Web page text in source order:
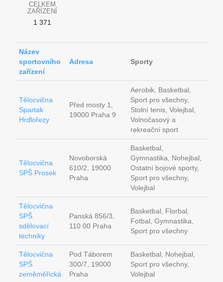
CELKEM
ZAŘÍZENÍ
1 371
Název
sportovního
zařízení
Adresa Sporty
Tělocvična
Spartak
Hrdlořezy
Před mosty 1,
19000 Praha 9
Aerobik, Basketbal,
Sport pro všechny,
Stolní tenis, Volejbal,
Volnočasový a
rekreační sport
Tělocvična
SPŠ Prosek
Novoborská
610/2, 19000
Praha
Basketbal,
Gymnastika, Nohejbal,
Ostatní bojové sporty,
Sport pro všechny,
Volejbal
Tělocvična
SPŠ
sdělovací
techniky
Panská 856/3,
110 00 Praha
Basketbal, Florbal,
Fotbal, Gymnastika,
Sport pro všechny
Tělocvična
SPŠ
zeměměřická
Pod Táborem
300/7, 19000
Praha
Basketbal, Nohejbal,
Sport pro všechny,
Volejbal